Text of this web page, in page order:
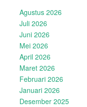
Agustus 2026
Juli 2026
Juni 2026
Mei 2026
April 2026
Maret 2026
Februari 2026
Januari 2026
Desember 2025